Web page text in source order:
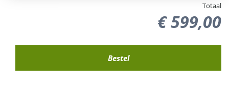
Totaal
€599,00